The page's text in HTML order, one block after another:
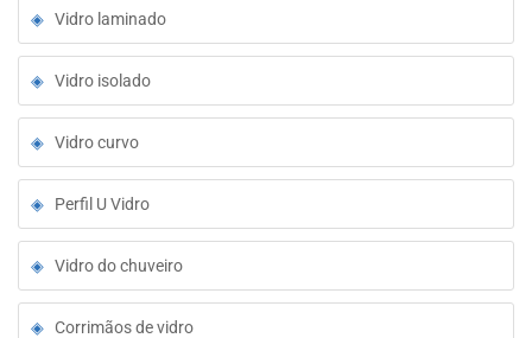
Vidro laminado
Vidro isolado
Vidro curvo
Perfil U Vidro
Vidro do chuveiro
Corrimãos de vidro